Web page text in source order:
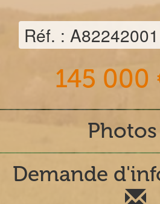
Réf. : A82242001
145 000
Photos
Demande